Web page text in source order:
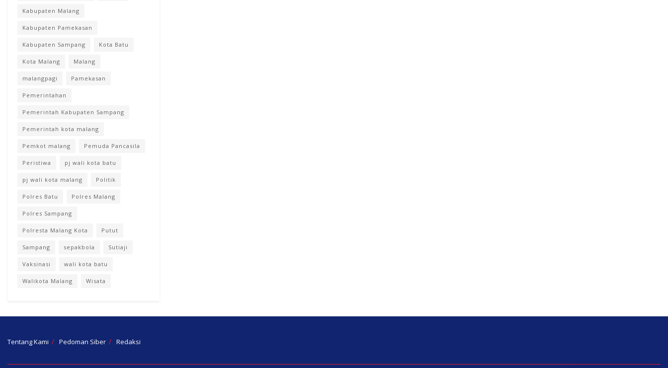
Kabupaten Malang
Kabupaten Pamekasan
Kabupaten Sampang Kota Batu
Kota Malang Malang
malangpagi Pamekasan
Pemerintahan
Pemerintah Kabupaten Sampang
Pemerintah kota malang
Pemkot malang Pemuda Pancasila
Peristiwa pj wali kota batu
pj wali kota malang Politik
Polres Batu Polres Malang
Polres Sampang
Polresta Malang Kota Putut
Sampang sepakbola Sutiaji
Vaksinasi wali kota batu
Walikota Malang Wisata
Tentang Kami Pedoman Siber Redaksi